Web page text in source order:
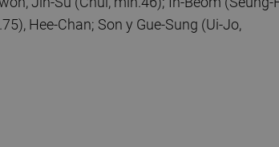
Hee-Chan; Son y Gue-Sung (Ui-Jo,